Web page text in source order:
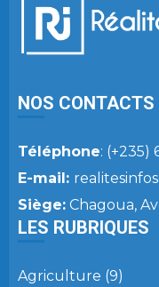
NOS CONTACTS
Téléphone: (+235)
E-mail:
Siège: Chagoua,
LES RUBRIQUES
Agriculture (9)